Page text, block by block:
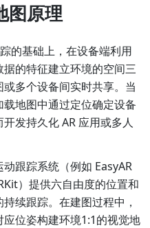
图原理
的基础上，在设备端利用
的特征建立环境的空间三
多个设备间实时共享。当
地图中通过定位确定设备
发持久化 AR 应用或多人
跟踪系统（例如 EasyAR
）提供六自由度的位置和
续跟踪。在建图过程中，
位姿构建环境1:1的视觉地